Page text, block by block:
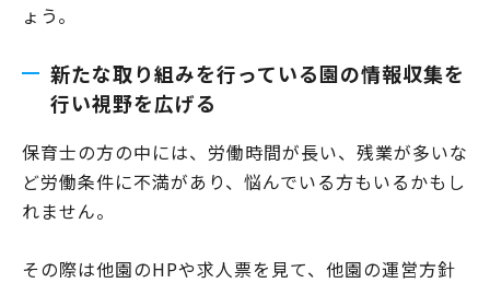
ょう。
新たな取り組みを行っている園の情報収集を
行い視野を広げる
保育士の方の中には、労働時間が長い、残業が多いな
ど労働条件に不満があり、悩んでいる方もいるかもし
れません。
その際は他園のHPや求人票を見て、他園の運営方針